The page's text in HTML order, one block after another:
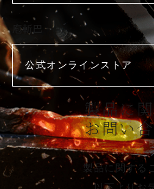
庖斬巴
公式オンラインストア
製品に
お問い
製品に関する